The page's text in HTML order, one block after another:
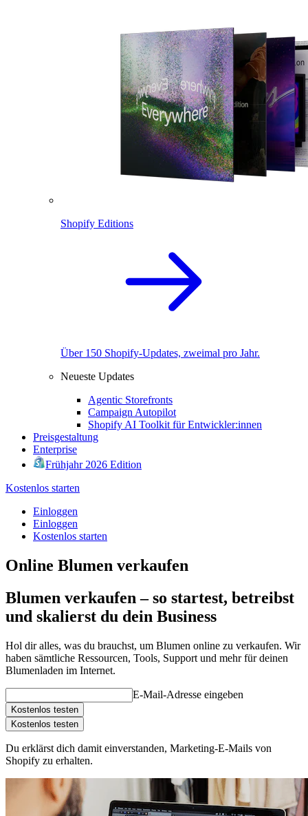
Shopify Editions
Über 150 Shopify-Updates, zweimal pro Jahr.
Neueste Updates
Agentic Storefronts
Campaign Autopilot
Shopify AI Toolkit für Entwickler:innen
Preisgestaltung
Enterprise
Frühjahr 2026 Edition
Kostenlos starten
Einloggen
Einloggen
Kostenlos starten
Online Blumen verkaufen
Blumen verkaufen – so startest, betreibst
und skalierst du dein Business
Hol dir alles, was du brauchst, um Blumen online zu verkaufen. Wir
haben sämtliche Ressourcen, Tools, Support und mehr für deinen
Blumenladen im Internet.
E-Mail-Adresse eingeben
Kostenlos testen
Kostenlos testen
Du erklärst dich damit einverstanden, Marketing-E-Mails von
Shopify zu erhalten.